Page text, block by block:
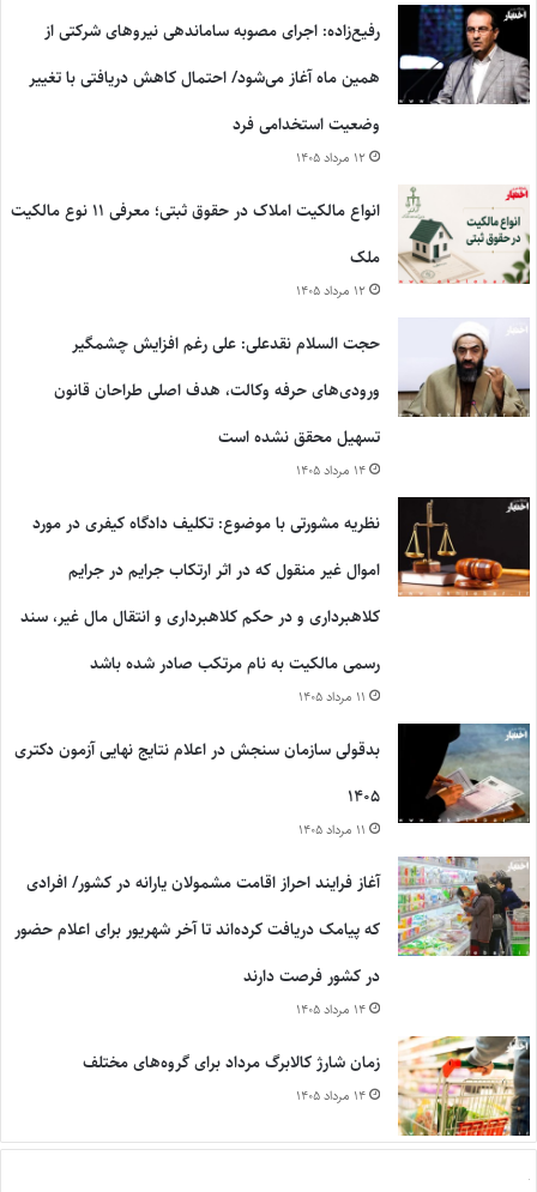
رفیع‌زاده: اجرای مصوبه ساماندهی نیروهای شرکتی از
همین ماه آغاز می‌شود/ احتمال کاهش دریافتی با تغییر
وضعیت استخدامی فرد
۱۲ مرداد ۱۴۰۵
انواع مالکیت املاک در حقوق ثبتی؛ معرفی ۱۱ نوع مالکیت
ملک
۱۲ مرداد ۱۴۰۵
حجت السلام نقدعلی: علی رغم افزایش چشمگیر
ورودی‌های حرفه وکالت، هدف اصلی طراحان قانون
تسهیل محقق نشده است
۱۴ مرداد ۱۴۰۵
نظریه مشورتی با موضوع: تکلیف دادگاه کیفری در مورد
اموال غیر منقول که در اثر ارتکاب جرایم در جرایم
کلاهبرداری و در حکم کلاهبرداری و انتقال مال غیر، سند
رسمی مالکیت به نام مرتکب صادر شده باشد
۱۱ مرداد ۱۴۰۵
بدقولی سازمان سنجش در اعلام نتایج نهایی آزمون دکتری
۱۴۰۵
۱۱ مرداد ۱۴۰۵
آغاز فرایند احراز اقامت مشمولان یارانه در کشور/ افرادی
که پیامک دریافت کرده‌اند تا آخر شهریور برای اعلام حضور
در کشور فرصت دارند
۱۴ مرداد ۱۴۰۵
زمان شارژ کالابرگ مرداد برای گروه‌های مختلف
۱۴ مرداد ۱۴۰۵